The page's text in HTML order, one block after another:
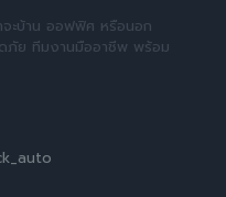
จะบ้าน ออฟฟิศ หรือนอก
ภัย ทีมงานมืออาชีพ พร้อม